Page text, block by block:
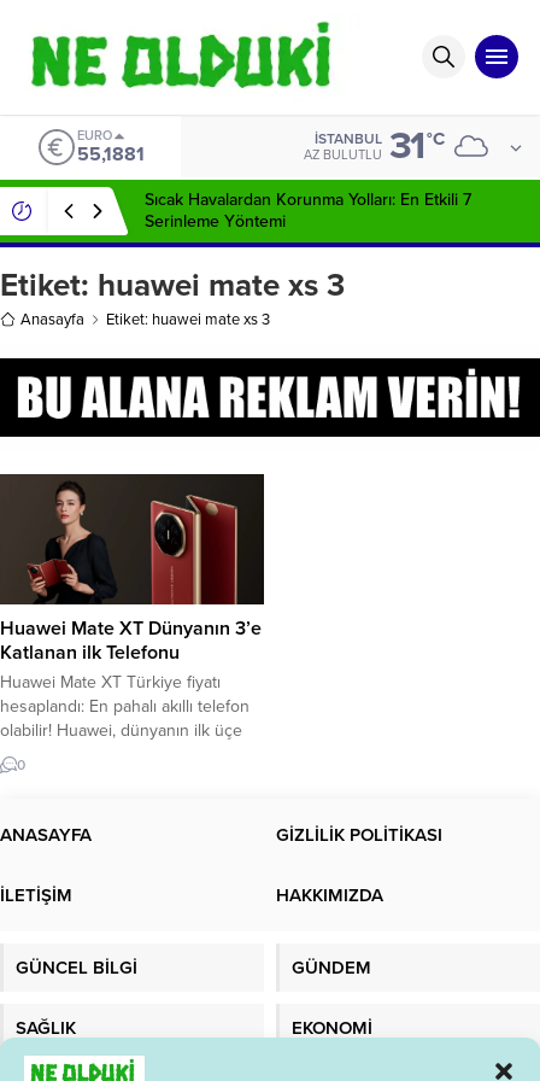
EURO
55,1881
İSTANBUL
AZ BULUTLU 31°C
Sıcak Havalardan Korunma Yolları: En Etkili 7
Serinleme Yöntemi
Etiket: huawei mate xs 3
Anasayfa Etiket: huawei mate xs 3
Huawei Mate XT Dünyanın 3’e
Katlanan ilk Telefonu
Huawei Mate XT Türkiye fiyatı
hesaplandı: En pahalı akıllı telefon
olabilir! Huawei, dünyanın ilk üçe
katlanır akıllı telefonu olan “Mate
XT” modelini piyasaya çıkardı. Hem
ekranlı yapısı, cihazı isteğe bağlı
özgürlüğü sunuyor. Peki Huawei...
0
ANASAYFA GİZLİLİK POLİTİKASI
İLETİŞİM HAKKIMIZDA
GÜNCEL BİLGİ GÜNDEM
SAĞLIK EKONOMİ